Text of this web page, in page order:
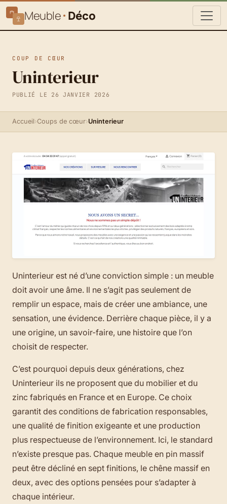
Meuble Déco
COUP DE CŒUR
Uninterieur
PUBLIÉ LE 26 JANVIER 2026
Accueil›Coups de cœur›Uninterieur
Uninterieur est né d’une conviction simple : un meuble
doit avoir une âme. Il ne s’agit pas seulement de
remplir un espace, mais de créer une ambiance, une
sensation, une évidence. Derrière chaque pièce, il y a
une origine, un savoir-faire, une histoire que l’on
choisit de respecter.
C’est pourquoi depuis deux générations, chez
Uninterieur ils ne proposent que du mobilier et du
zinc fabriqués en France et en Europe. Ce choix
garantit des conditions de fabrication responsables,
une qualité de finition exigeante et une production
plus respectueuse de l’environnement. Ici, le standard
n’existe presque pas. Chaque meuble en pin massif
peut être décliné en sept finitions, le chêne massif en
deux, avec des options pensées pour s’adapter à
chaque intérieur.